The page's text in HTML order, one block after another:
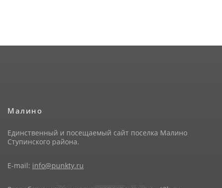
Малино
Единственный и посещаемый сайт поселка Малино
Ступинского района.
E-mail: info@punkty.ru